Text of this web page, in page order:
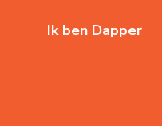
Ik ben Dapper